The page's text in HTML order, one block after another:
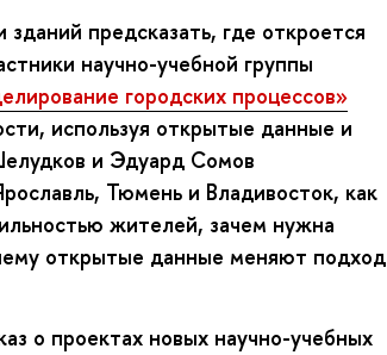
предсказать, где откроется
научно-учебной группы
городских процессов»
используя открытые данные и
и Эдуард Сомов
Тюмень и Владивосток, как
жителей, зачем нужна
открытые данные меняют подход
о проектах новых научно-учебных